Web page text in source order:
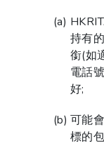
持有
銜(如
電話
好;
可能
標的